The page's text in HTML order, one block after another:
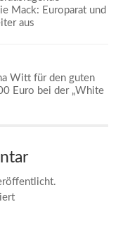
Mack: Europarat und
aus
Witt für den guten
Euro bei der „White